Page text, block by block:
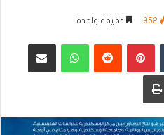
952 دقيقة واحدة
‏Tumblr بينتيريست
‏Reddit واتساب مشاركة عبر البريد
طباعة